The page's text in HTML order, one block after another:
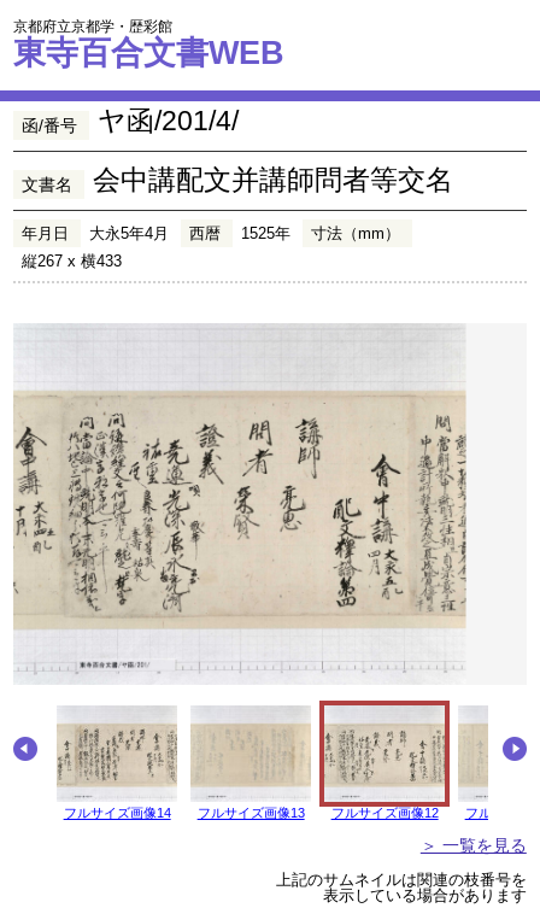
京都府立京都学・歴彩館
東寺百合文書WEB
函/番号 ヤ函/201/4/
文書名 会中講配文并講師問者等交名
年月日 大永5年4月 西暦 1525年
寸法（mm）
縦267 x 横433
フルサイズ画像14 フルサイズ画像13 フルサイズ画像12 フルサイズ
＞ 一覧を見る
上記のサムネイルは関連の枝番号を
表示している場合があります